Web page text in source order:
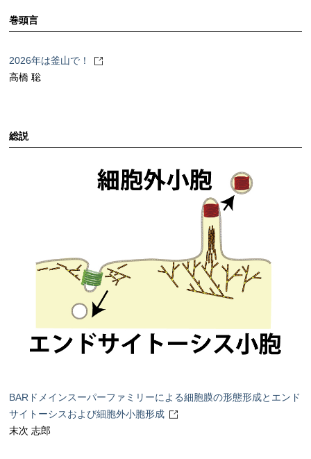
巻頭言
2026年は釜山で！
高橋 聡
総説
BARドメインスーパーファミリーによる細胞膜の形態形成とエンド
サイトーシスおよび細胞外小胞形成
末次 志郎